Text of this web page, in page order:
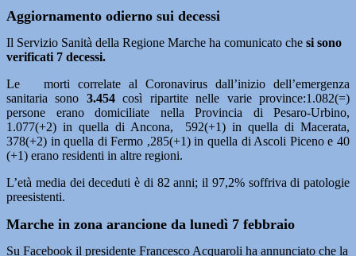
Aggiornamento odierno sui decessi
Il Servizio Sanità della Regione Marche ha comunicato che si sono
verificati 7 decessi.
Le morti correlate al Coronavirus dall’inizio dell’emergenza
sanitaria sono 3.454così ripartite nelle varie province:1.082(=)
persone erano domiciliate nella Provincia di Pesaro-Urbino,
1.077(+2) in quella di Ancona, 592(+1) in quella di Macerata,
378(+2) in quella di Fermo ,285(+1) in quella di Ascoli Piceno e 40
(+1) erano residenti in altre regioni.
L’età media dei deceduti è di 82 anni; il 97,2% soffriva di patologie
preesistenti.
Marche in zona arancione da lunedì 7 febbraio
Su Facebook il presidente Francesco Acquaroli ha annunciato che la